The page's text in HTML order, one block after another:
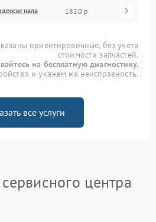
1820 р
ориентировочные, без учета
стоимости запчастей.
на бесплатную диагностику.
и укажем на неисправность.
все услуги
центра